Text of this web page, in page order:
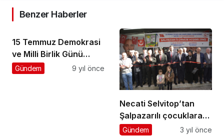
Benzer Haberler
15 Temmuz Demokrasi
ve Milli Birlik Günü
etkinlikleri başladı
Gündem 9 yıl önce
Necati Selvitop’tan
Şalpazarılı çocuklara
kapalı oyun parkı
Gündem 3 yıl önce